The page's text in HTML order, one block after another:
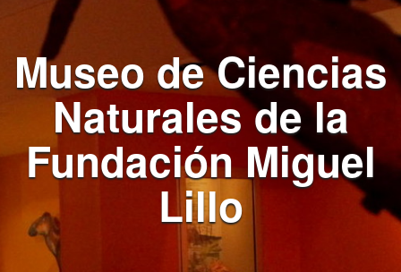
Museo de Ciencias
Naturales de la
Fundación Miguel
Lillo
FML Chatbot
🤖 ¡Hola! 👋 ¿En qué puedo ayudarte?
18:35